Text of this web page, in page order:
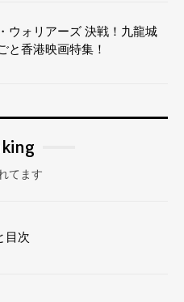
ウォリアーズ 決戦！九龍城
と香港映画特集！
てます
目次